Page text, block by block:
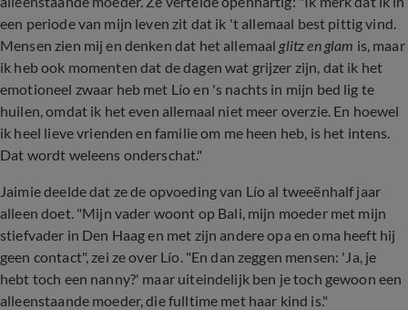
een periode van mijn leven zit dat ik 't allemaal best pittig vind.
Mensen zien mij en denken dat het allemaal glitz en glam is, maar
ik heb ook momenten dat de dagen wat grijzer zijn, dat ik het
emotioneel zwaar heb met Lío en 's nachts in mijn bed lig te
huilen, omdat ik het even allemaal niet meer overzie. En hoewel
ik heel lieve vrienden en familie om me heen heb, is het intens.
Dat wordt weleens onderschat."
Jaimie deelde dat ze de opvoeding van Lío al tweeënhalf jaar
alleen doet. "Mijn vader woont op Bali, mijn moeder met mijn
stiefvader in Den Haag en met zijn andere opa en oma heeft hij
geen contact", zei ze over Lío. "En dan zeggen mensen: 'Ja, je
hebt toch een nanny?' maar uiteindelijk ben je toch gewoon een
alleenstaande moeder, die fulltime met haar kind is."